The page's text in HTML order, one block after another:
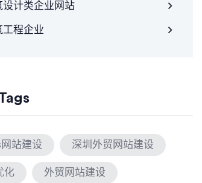
设计类企业网站
工程企业
站建设 深圳外贸网站建设
化 外贸网站建设